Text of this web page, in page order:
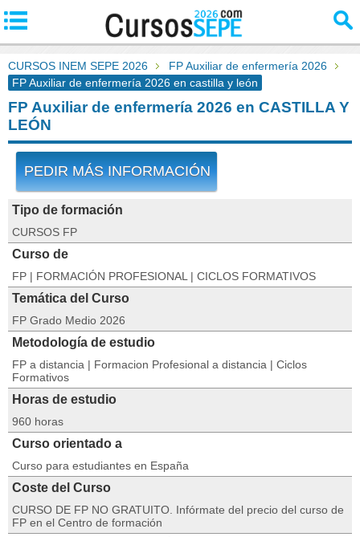
CURSOS INEM SEPE 2026
FP Auxiliar de enfermería 2026
FP Auxiliar de enfermería 2026 en castilla y león
FP Auxiliar de enfermería 2026 en CASTILLA Y
LEÓN
PEDIR MÁS INFORMACIÓN
Tipo de formación
CURSOS FP
Curso de
FP | FORMACIÓN PROFESIONAL | CICLOS FORMATIVOS
Temática del Curso
FP Grado Medio 2026
Metodología de estudio
FP a distancia | Formacion Profesional a distancia | Ciclos
Formativos
Horas de estudio
960 horas
Curso orientado a
Curso para estudiantes en España
Coste del Curso
CURSO DE FP NO GRATUITO. Infórmate del precio del curso de
FP en el Centro de formación